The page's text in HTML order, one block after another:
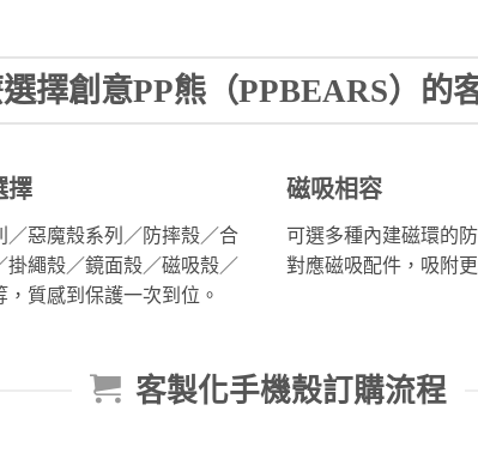
擇創意PP熊（PPBEARS）的
擇
／惡魔殼系列／防摔殼／合
掛繩殼／鏡面殼／磁吸殼／
，質感到保護一次到位。
磁吸相容
可選多種內建磁環的
對應磁吸配件，吸附
客製化手機殼訂購流程